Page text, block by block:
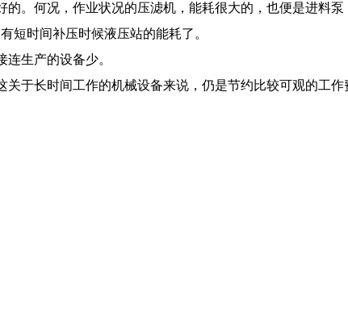
何况，作业状况的压滤机，能耗很大的，也便是进料泵
短时间补压时候液压站的能耗了。
生产的设备少。
长时间工作的机械设备来说，仍是节约比较可观的工作